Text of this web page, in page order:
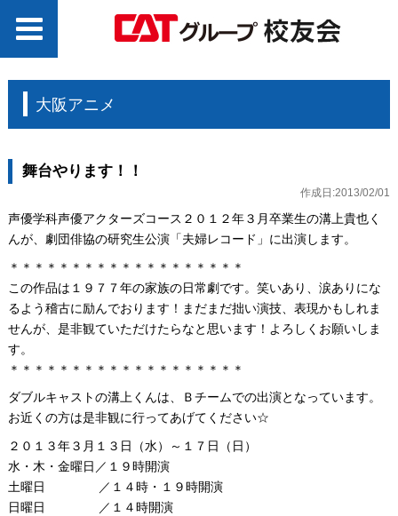
大阪アニメ
舞台やります！！
作成日:2013/02/01
声優学科声優アクターズコース２０１２年３月卒業生の溝上貴也く
んが、劇団俳協の研究生公演「夫婦レコード」に出演します。
＊＊＊＊＊＊＊＊＊＊＊＊＊＊＊＊＊＊＊
この作品は１９７７年の家族の日常劇です。笑いあり、涙ありにな
るよう稽古に励んでおります！まだまだ拙い演技、表現かもしれま
せんが、是非観ていただけたらなと思います！よろしくお願いしま
す。
＊＊＊＊＊＊＊＊＊＊＊＊＊＊＊＊＊＊＊
ダブルキャストの溝上くんは、Ｂチームでの出演となっています。
お近くの方は是非観に行ってあげてください☆
２０１３年３月１３日（水）～１７日（日）
水・木・金曜日／１９時開演
土曜日 ／１４時・１９時開演
日曜日 ／１４時開演